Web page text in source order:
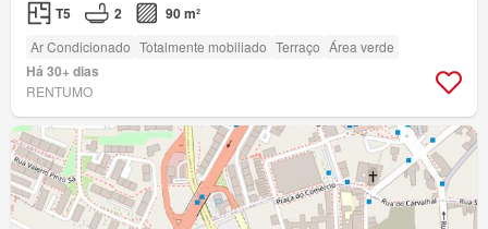
T5 2 90 m²
Ar Condicionado Totalmente mobiliado Terraço Área verde
Há 30+ dias
RENTUMO